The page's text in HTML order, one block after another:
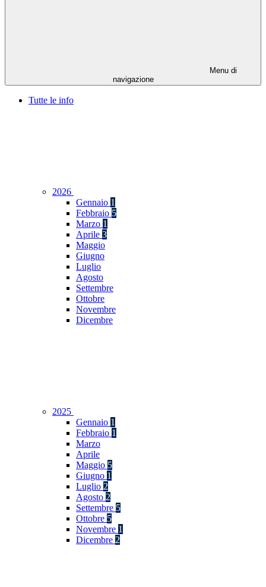
Menu di
navigazione
Tutte le info
2026
Gennaio 1
Febbraio 5
Marzo 1
Aprile 3
Maggio
Giugno
Luglio
Agosto
Settembre
Ottobre
Novembre
Dicembre
2025
Gennaio 1
Febbraio 1
Marzo
Aprile
Maggio 5
Giugno 1
Luglio 2
Agosto 2
Settembre 5
Ottobre 5
Novembre 1
Dicembre 2